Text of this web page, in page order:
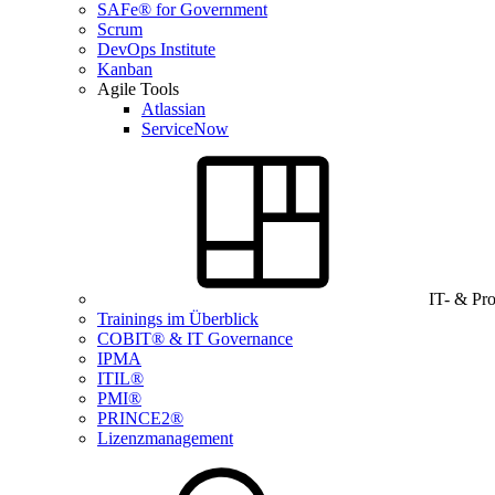
SAFe® for Government
Scrum
DevOps Institute
Kanban
Agile Tools
Atlassian
ServiceNow
IT- &
Trainings im Überblick
COBIT® & IT Governance
IPMA
ITIL®
PMI®
PRINCE2®
Lizenzmanagement